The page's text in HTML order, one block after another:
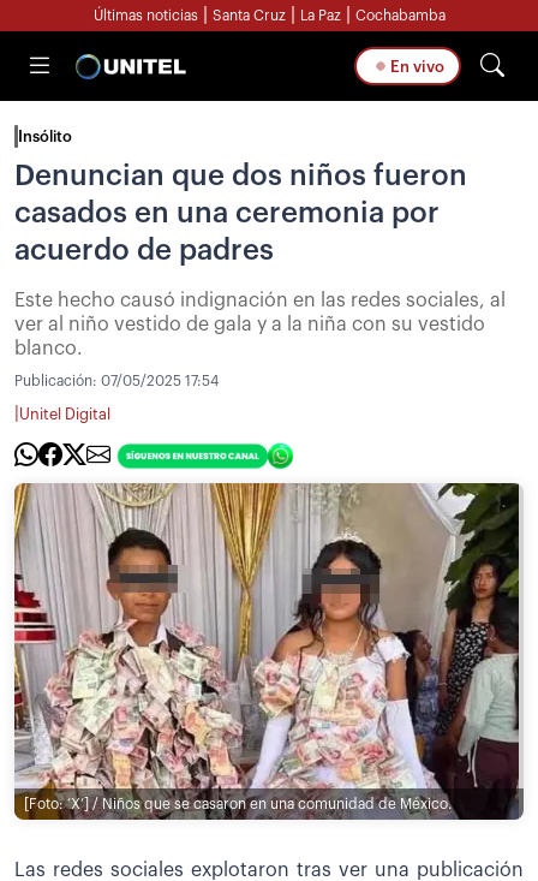
Últimas noticias Santa Cruz La Paz Cochabamba
En vivo
Insólito
Denuncian que dos niños fueron
casados en una ceremonia por
acuerdo de padres
Este hecho causó indignación en las redes sociales, al
ver al niño vestido de gala y a la niña con su vestido
blanco.
Publicación: 07/05/2025 17:54
Unitel Digital
[Foto: ‘X’] / Niños que se casaron en una comunidad de México.
Las redes sociales explotaron tras ver una publicación